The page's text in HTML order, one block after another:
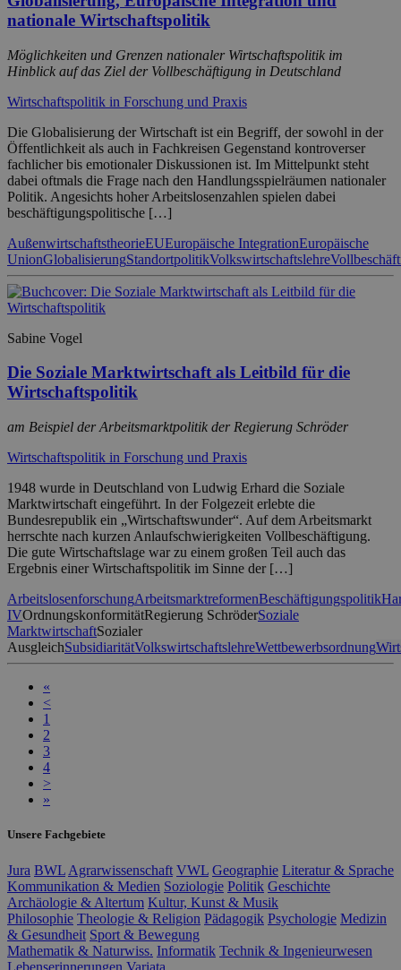
nationale Wirtschaftspolitik
Möglichkeiten und Grenzen nationaler Wirtschaftspolitik im
Hinblick auf das Ziel der Vollbeschäftigung in Deutschland
Wirtschaftspolitik in Forschung und Praxis
Die Globalisierung der Wirtschaft ist ein Begriff, der sowohl in der
Öffentlichkeit als auch in Fachkreisen Gegenstand kontroverser
fachlicher bis emotionaler Diskussionen ist. Im Mittelpunkt steht
dabei oftmals die Frage nach den Handlungsspielräumen nationaler
Politik. Angesichts hoher Arbeitslosenzahlen spielen dabei
beschäftigungspolitische […]
AußenwirtschaftstheorieEUEuropäische IntegrationEuropäische
UnionGlobalisierungStandortpolitikVolkswirtschaftslehre
Sabine Vogel
Die Soziale Marktwirtschaft als Leitbild für die
Wirtschaftspolitik
am Beispiel der Arbeitsmarktpolitik der Regierung Schröder
Wirtschaftspolitik in Forschung und Praxis
1948 wurde in Deutschland von Ludwig Erhard die Soziale
Marktwirtschaft eingeführt. In der Folgezeit erlebte die
Bundesrepublik ein „Wirtschaftswunder“. Auf dem Arbeitsmarkt
herrschte nach kurzen Anlaufschwierigkeiten Vollbeschäftigung.
Die gute Wirtschaftslage war zu einem großen Teil auch das
Ergebnis einer Wirtschaftspolitik im Sinne der […]
ArbeitslosenforschungArbeitsmarktreformenBeschäftigungspolitik
IVOrdnungskonformitätRegierung SchröderSoziale
MarktwirtschaftSozialer
AusgleichSubsidiaritätVolkswirtschaftslehreWettbewerbsordnung
«
<
1
2
3
4
>
»
Unsere Fachgebiete
Jura BWL Agrarwissenschaft VWL Geographie Literatur & Sprache
Kommunikation & Medien Soziologie Politik Geschichte
Archäologie & Altertum Kultur, Kunst & Musik
Philosophie Theologie & Religion Pädagogik Psychologie Medizin
& Gesundheit Sport & Bewegung
Mathematik & Naturwiss. Informatik Technik & Ingenieurwesen
Lebenserinnerungen Variata